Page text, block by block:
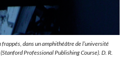
dans un amphithéâtre de l’université
Professional Publishing Course). D. R.